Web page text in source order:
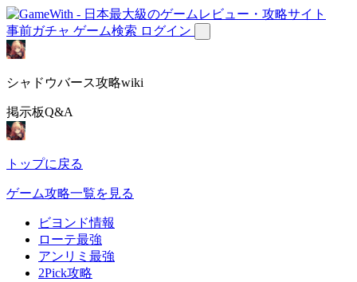
事前ガチャ ゲーム検索 ログイン
シャドウバース攻略wiki
掲示板Q&A
トップに戻る
ゲーム攻略一覧を見る
ビヨンド情報
ローテ最強
アンリミ最強
2Pick攻略